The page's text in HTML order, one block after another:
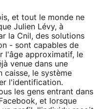
et tout le monde ne
Julien Lévy, à
la Cnil, des solutions
- sont capables de
l'âge approximatif, le
venue dans une
caisse, le système
l'identification.
les gens entrant dans
et lorsque